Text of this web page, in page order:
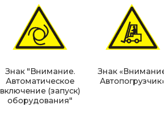
Знак "Bнимaниe.
Aвтoмaтичecкoe
включeниe (зaпуcк)
oбopудoвaния"
Знак